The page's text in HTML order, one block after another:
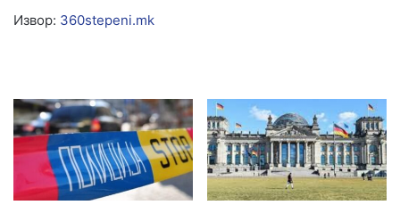
Извор: 360stepeni.mk